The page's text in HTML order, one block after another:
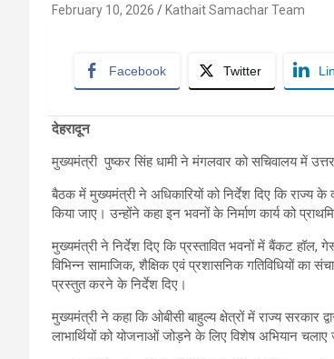
February 10, 2026 Kathait Samachar Team
Facebook Twitter
देहरादून
मुख्यमंत्री पुष्कर सिंह धामी ने मंगलवार को सचिवालय में
बैठक में मुख्यमंत्री ने अधिकारियों को निर्देश दिए कि राज्य के
किया जाए। उन्होंने कहा इन भवनों के निर्माण कार्य को
मुख्यमंत्री ने निर्देश दिए कि प्रस्तावित भवनों में बैंकट हॉल,
विभिन्न सामाजिक, शैक्षिक एवं प्रशासनिक गतिविधियों का
प्रस्तुत करने के निर्देश दिए।
मुख्यमंत्री ने कहा कि ओबीसी बाहुल्य क्षेत्रों में राज्य सरकार
लाभार्थियों को योजनाओं जोड़ने के लिए विशेष अभियान चलाए